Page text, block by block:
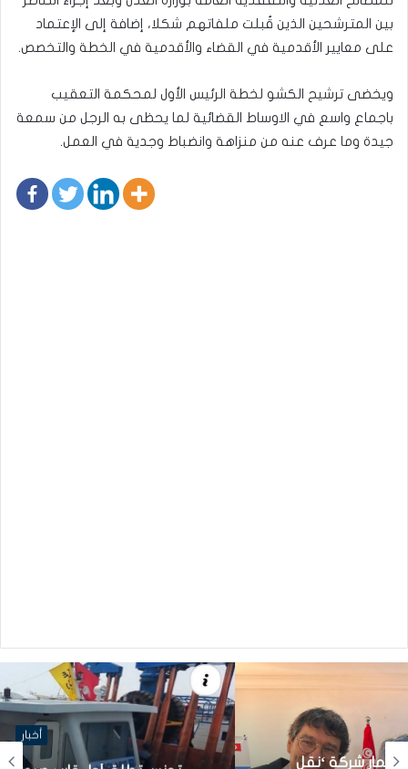
بين المترشحين الذين قُبلت ملفاتهم شكلا، إضافة إلى الإعتماد
على معايير الأقدمية في القضاء والأقدمية في الخطة والتخصص.
ويخضى ترشيح الكشو لخطة الرئيس الأول لمحكمة التعقيب
باجماع واسع في الاوساط القضائية لما يحظى به الرجل من سمعة
جيدة وما عرف عنه من منزاهة وانضباط وجدية في العمل.
أخبار